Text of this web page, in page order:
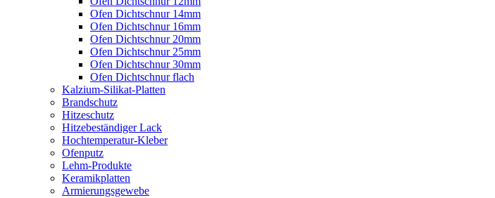
Ofen Dichtschnur 14mm
Ofen Dichtschnur 16mm
Ofen Dichtschnur 20mm
Ofen Dichtschnur 25mm
Ofen Dichtschnur 30mm
Ofen Dichtschnur flach
Kalzium-Silikat-Platten
Brandschutz
Hitzeschutz
Hitzebeständiger Lack
Hochtemperatur-Kleber
Ofenputz
Lehm-Produkte
Keramikplatten
Armierungsgewebe